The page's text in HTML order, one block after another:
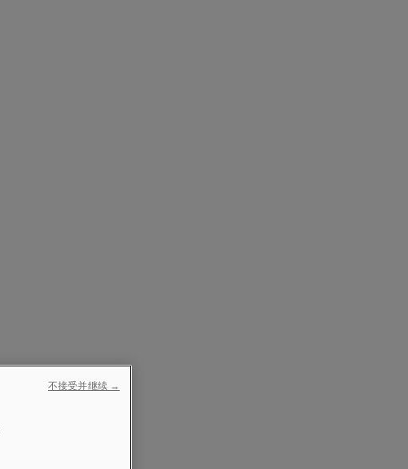
不接受并继续 →